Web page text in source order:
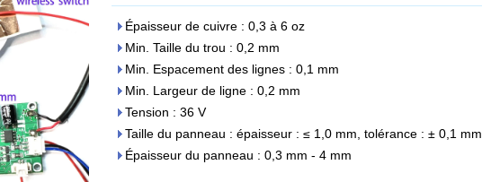
Épaisseur de cuivre : 0,3 à 6 oz
Min. Taille du trou : 0,2 mm
Min. Espacement des lignes : 0,1 mm
Min. Largeur de ligne : 0,2 mm
Tension : 36 V
Taille du panneau : épaisseur : ≤ 1,0 mm, tolérance : ± 0,1 mm.
Épaisseur du panneau : 0,3 mm - 4 mm